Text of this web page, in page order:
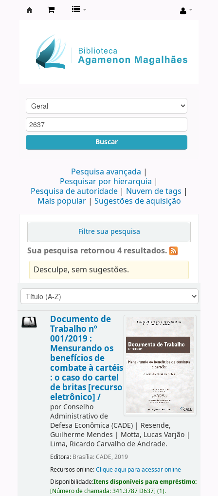
Agamenon
Magalhães
Buscar
Pesquisa avançada
Pesquisar por hierarquia
Pesquisa de autoridade
Nuvem de tags
Mais popular
Sugestões de aquisição
Filtre sua pesquisa
Sua pesquisa retornou 4 resultados.
Desculpe, sem sugestões.
Documento de
Trabalho nº
001/2019 :
Mensurando os
benefícios de
combate à cartéis
: o caso do cartel
de britas [recurso
eletrônico] /
por Conselho
Administrativo de
Defesa Econômica (CADE)| Resende,
Guilherme Mendes | Motta, Lucas Varjão|
Lima, Ricardo Carvalho de Andrade.
Editora: Brasília: CADE, 2019
Recursos online:Clique aqui para acessar online
Disponibilidade:Itens disponíveis para empréstimo:
[Número de chamada:341.3787 D637] (1).